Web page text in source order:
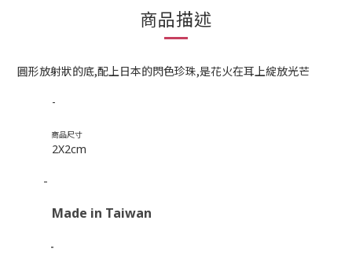
商品描述
圓形放射狀的底,配上日本的閃色珍珠,是花火在耳上綻放光芒
-
商品尺寸
2X2cm
-
Made in Taiwan
-